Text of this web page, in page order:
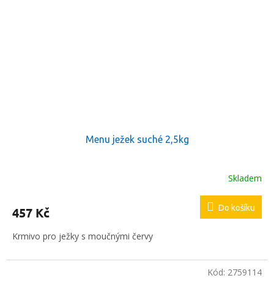
Menu ježek suché 2,5kg
Skladem
457 Kč Do košíku
Krmivo pro ježky s moučnými červy
Kód: 2759114